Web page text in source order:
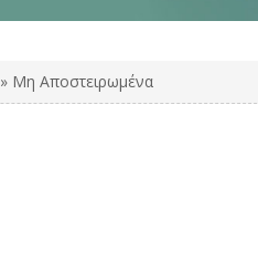
» Μη Αποστειρωμένα